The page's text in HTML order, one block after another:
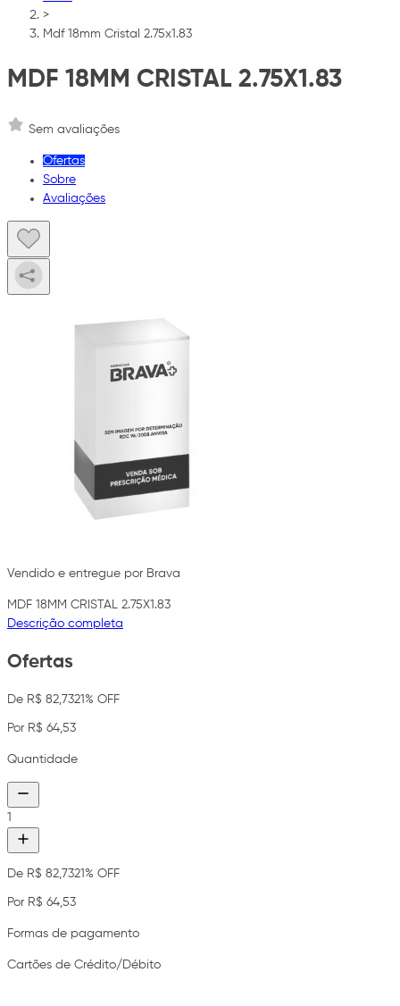
>
Mdf 18mm Cristal 2.75x1.83
MDF 18MM CRISTAL 2.75X1.83
Sem avaliações
Ofertas
Sobre
Avaliações
Vendido e entregue por Brava
MDF 18MM CRISTAL 2.75X1.83
Descrição completa
Ofertas
De R$ 82,7321% OFF
Por R$ 64,53
Quantidade
1
De R$ 82,7321% OFF
Por R$ 64,53
Formas de pagamento
Cartões de Crédito/Débito